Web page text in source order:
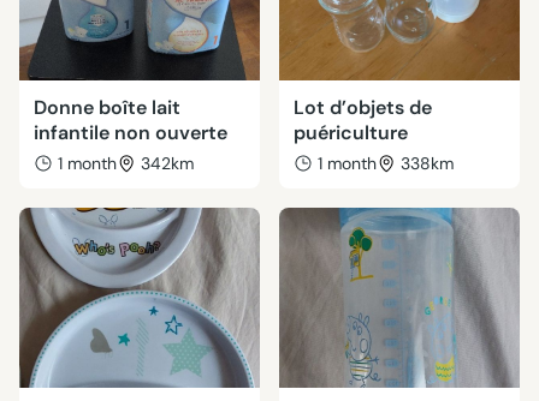
Donne boîte lait
infantile non ouverte
1 month 342km
Lot d’objets de
puériculture
1 month 338km